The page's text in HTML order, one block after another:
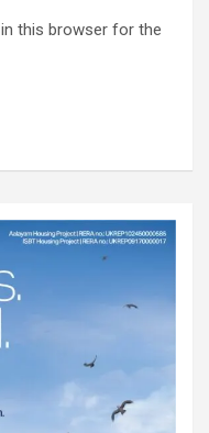
this browser for the